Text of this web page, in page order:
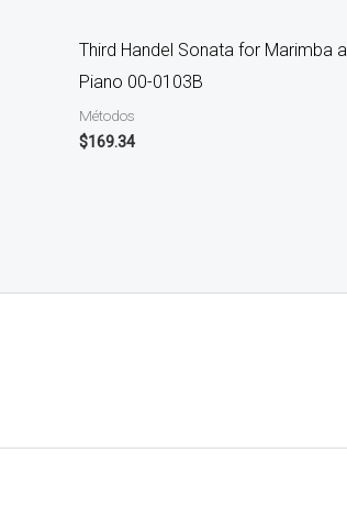
Third Handel Sonata for Marimba
Piano 00-0103B
Métodos
$169.34